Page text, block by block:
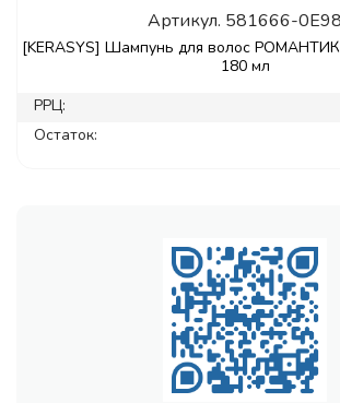
Артикул. 581666-0E98
[KERASYS] Шампунь для волос РОМАНТИК
180 мл
РРЦ:
Остаток: